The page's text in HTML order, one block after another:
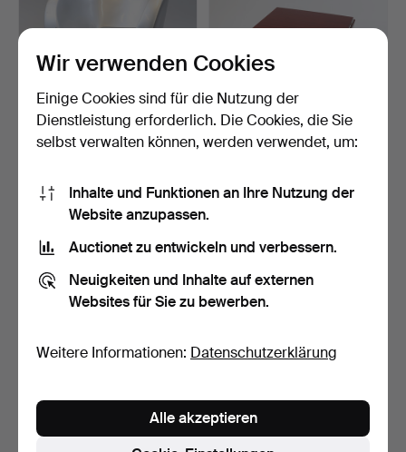
4 Tage
32 USD
Objekt
4 Tage
64 USD
Wir verwenden Cookies
Einige Cookies sind für die Nutzung der
Dienstleistung erforderlich. Die Cookies, die Sie
selbst verwalten können, werden verwendet, um:
Inhalte und Funktionen an Ihre Nutzung der
Website anzupassen.
Auctionet zu entwickeln und verbessern.
Neuigkeiten und Inhalte auf externen
Websites für Sie zu bewerben.
Weitere Informationen: Datenschutzerklärung
Alle akzeptieren